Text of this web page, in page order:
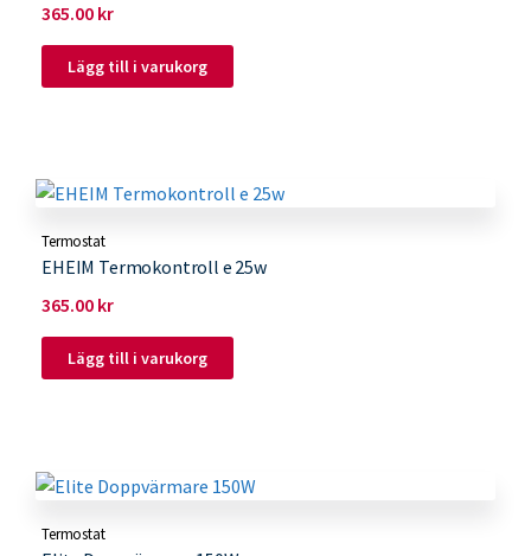
365.00 kr
Lägg till i varukorg
Termostat
EHEIM Termokontroll e 25w
365.00 kr
Lägg till i varukorg
Termostat